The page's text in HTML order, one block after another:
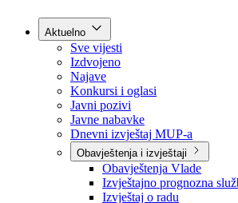
Kontakt
Aktuelno
Sve vijesti
Izdvojeno
Najave
Konkursi i oglasi
Javni pozivi
Javne nabavke
Dnevni izvještaj MUP-a
Obavještenja i izvještaji